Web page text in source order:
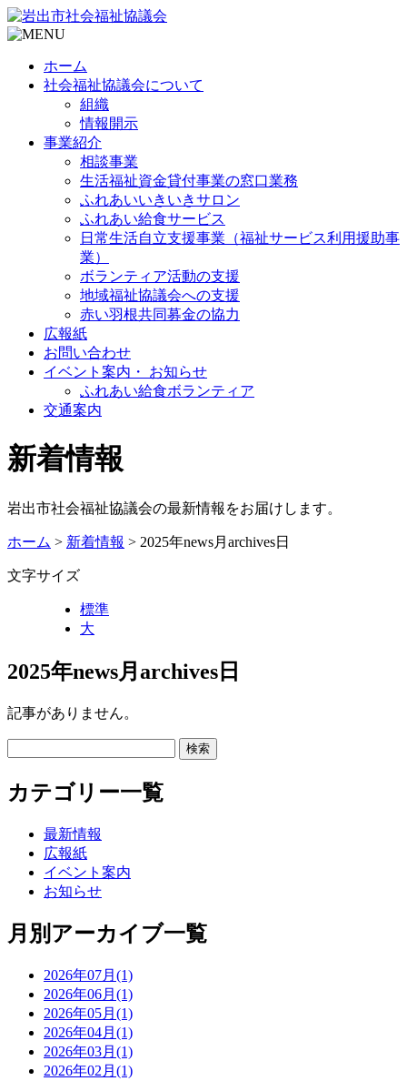
ホーム
社会福祉協議会について
組織
情報開示
事業紹介
相談事業
生活福祉資金貸付事業の窓口業務
ふれあいいきいきサロン
ふれあい給食サービス
日常生活自立支援事業（福祉サービス利用援助事
業）
ボランティア活動の支援
地域福祉協議会への支援
赤い羽根共同募金の協力
広報紙
お問い合わせ
イベント案内・ お知らせ
ふれあい給食ボランティア
交通案内
新着情報
岩出市社会福祉協議会の最新情報をお届けします。
ホーム > 新着情報 > 2025年news月archives日
文字サイズ
標準
大
2025年news月archives日
記事がありません。
カテゴリー一覧
最新情報
広報紙
イベント案内
お知らせ
月別アーカイブ一覧
2026年07月(1)
2026年06月(1)
2026年05月(1)
2026年04月(1)
2026年03月(1)
2026年02月(1)